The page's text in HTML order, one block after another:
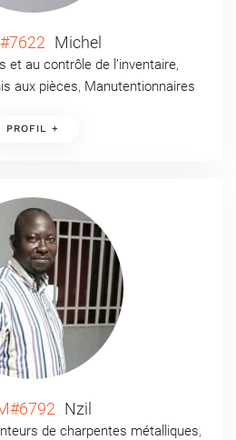
Michel
et au contrôle de l’inventaire,
aux pièces, Manutentionnaires
PROFIL +
Nzil
de charpentes métalliques,